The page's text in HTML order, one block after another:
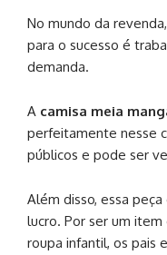
No mundo da
para o sucesso é
demanda.
A camisa meia
perfeitamente nesse
públicos e pode ser
Além disso, essa
lucro. Por ser um
roupa infantil, os pais